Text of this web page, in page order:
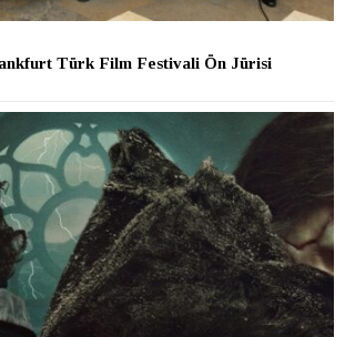
Türk Film Festivali Ön Jürisi